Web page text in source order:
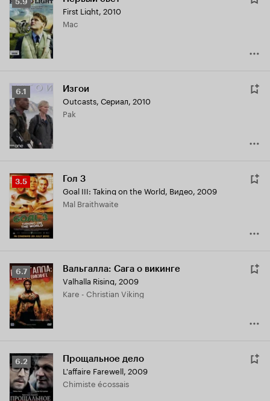
Кинопоиска
5.9
First Light, 2010
Mac
Рейтинг
Кинопоиска
6.1
6.1 Изгои
Outcasts, Сериал, 2010
Pak
Рейтинг
Кинопоиска
3.5
3.5 Гол 3
Goal III: Taking on the World, Видео, 2009
Mal Braithwaite
Рейтинг
Кинопоиска
6.7
6.7 Вальгалла: Сага о викинге
Valhalla Rising, 2009
Kare - Christian Viking
Рейтинг
Кинопоиска
6.2
6.2 Прощальное дело
L'affaire Farewell, 2009
Chimiste écossais